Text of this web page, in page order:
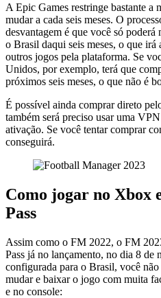
A Epic Games restringe bastante a
mudar a cada seis meses. O
desvantagem é que você só poderá
o Brasil daqui seis meses, o que irá
outros jogos pela plataforma. Se
Unidos, por exemplo, terá que
próximos seis meses, o que não é
É possível ainda comprar direto
também será preciso usar uma
ativação. Se você tentar comprar
conseguirá.
Como jogar no Xbox
Pass
Assim como o FM 2022, o FM
Pass já no lançamento, no dia 8 de
configurada para o Brasil, você
mudar e baixar o jogo com muita
e no console: